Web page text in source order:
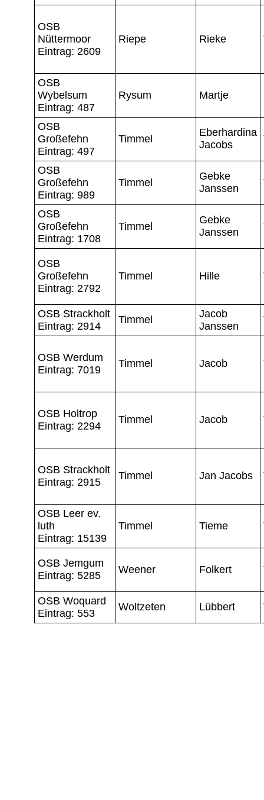
OSB
Nüttermoor
Eintrag: 2609
Riepe Rieke
OSB
Wybelsum
Eintrag: 487
Rysum Martje
OSB
Großefehn
Eintrag: 497
Timmel
Eberhardina
Jacobs
OSB
Großefehn
Eintrag: 989
Timmel
Gebke
Janssen
OSB
Großefehn
Eintrag: 1708
Timmel
Gebke
Janssen
OSB
Großefehn
Eintrag: 2792
Timmel Hille
OSB Strackholt
Eintrag: 2914
Timmel
Jacob
Janssen
OSB Werdum
Eintrag: 7019
Timmel Jacob
OSB Holtrop
Eintrag: 2294
Timmel Jacob
OSB Strackholt
Eintrag: 2915
Timmel Jan Jacobs
OSB Leer ev.
luth
Eintrag: 15139
Timmel Tieme
OSB Jemgum
Eintrag: 5285
Weener Folkert
OSB Woquard
Eintrag: 553
Woltzeten Lübbert